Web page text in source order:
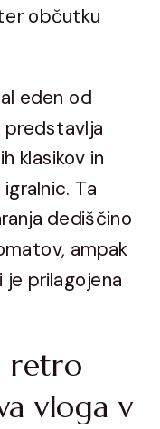
občutku
eden od
predstavlja
klasikov in
Ta
dediščino
ampak
je prilagojena
retro
vloga v